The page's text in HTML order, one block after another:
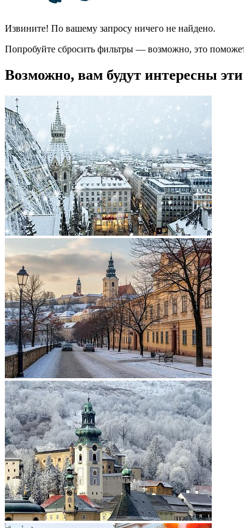
Извините! По вашему запросу ничего не найдено.
Попробуйте сбросить фильтры — возможно, это
Возможно, вам будут интересны